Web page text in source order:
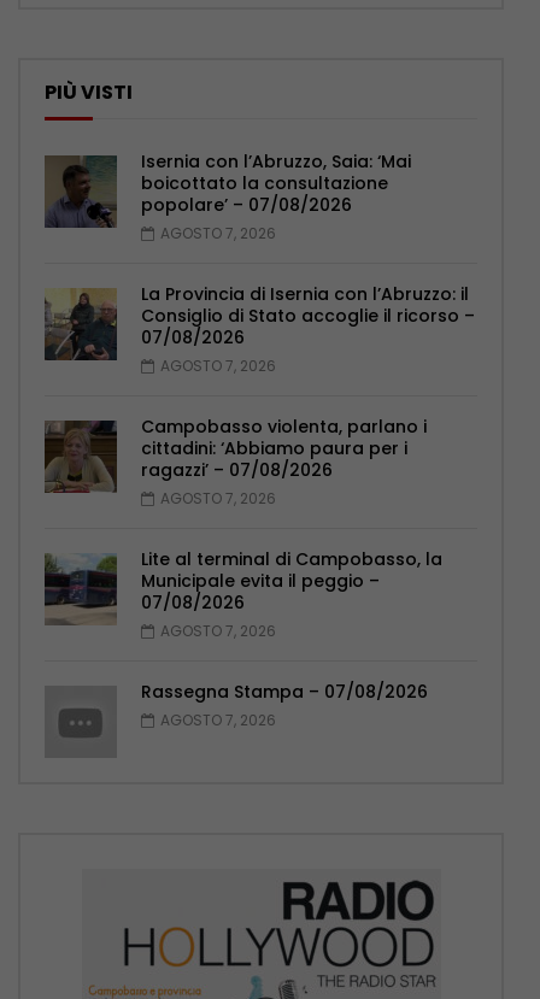
PIÙ VISTI
Isernia con l’Abruzzo, Saia: ‘Mai
boicottato la consultazione
popolare’ – 07/08/2026
AGOSTO 7, 2026
La Provincia di Isernia con l’Abruzzo: il
Consiglio di Stato accoglie il ricorso –
07/08/2026
AGOSTO 7, 2026
Campobasso violenta, parlano i
cittadini: ‘Abbiamo paura per i
ragazzi’ – 07/08/2026
AGOSTO 7, 2026
Lite al terminal di Campobasso, la
Municipale evita il peggio –
07/08/2026
AGOSTO 7, 2026
Rassegna Stampa – 07/08/2026
AGOSTO 7, 2026